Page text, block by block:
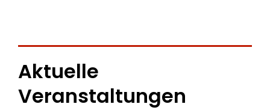
Aktuelle
Veranstaltungen